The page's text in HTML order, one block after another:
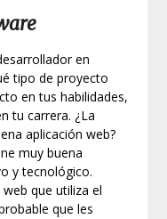
en
tipo de proyecto
en tus habilidades,
tu carrera. ¿La
aplicación web?
muy buena
y tecnológico.
que utiliza el
que les